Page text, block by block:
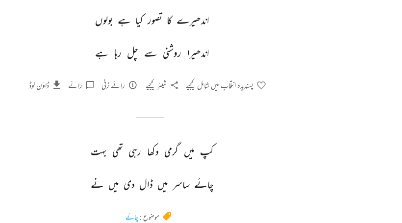
اندھیرے کا تصور کیا ہے بولوں
اندھیرا روشنی سے چل رہا ہے
پسندیدہ انتخاب میں شامل کیجیے شیئر کیجیے رائے زنی رائے ڈاؤن لوڈ
کپ میں گرمی دکھا رہی تھی بہت
چائے ساسر میں ڈال دی میں نے
موضوع :چائے